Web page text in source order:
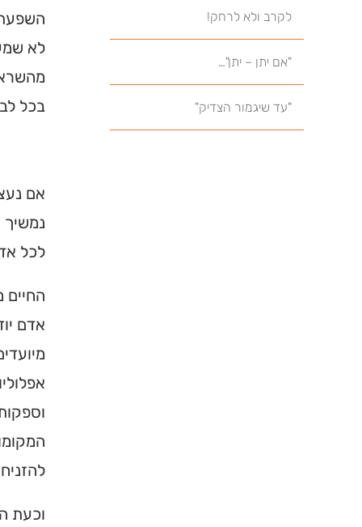
לקרב ולא לרחק!
"אם יתן – יתן"…
"עד שיגמור הצדיק"
השפעת
לא
בכל
אם
נמשיך
לכל
אדם
וכעת